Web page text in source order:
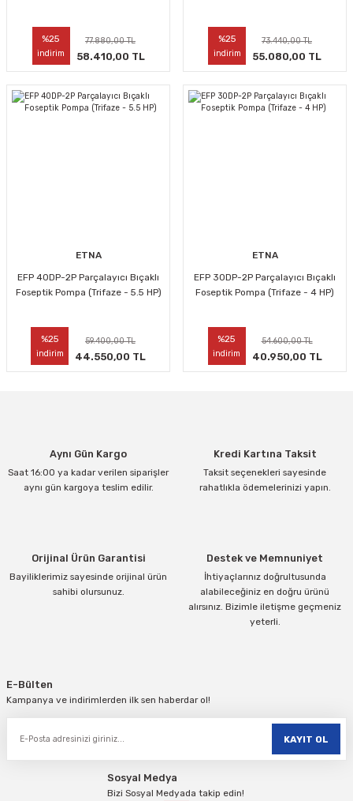
%25
indirim
77.880,00 TL
58.410,00 TL
%25
indirim
73.440,00 TL
55.080,00 TL
ETNA
EFP 40DP-2P Parçalayıcı Bıçaklı
Foseptik Pompa (Trifaze - 5.5 HP)
%25
indirim
59.400,00 TL
44.550,00 TL
ETNA
EFP 30DP-2P Parçalayıcı Bıçaklı
Foseptik Pompa (Trifaze - 4 HP)
%25
indirim
54.600,00 TL
40.950,00 TL
Aynı Gün Kargo
Saat 16:00 ya kadar verilen siparişler
aynı gün kargoya teslim edilir.
Kredi Kartına Taksit
Taksit seçenekleri sayesinde
rahatlıkla ödemelerinizi yapın.
Orijinal Ürün Garantisi
Bayiliklerimiz sayesinde orijinal ürün
sahibi olursunuz.
Destek ve Memnuniyet
İhtiyaçlarınız doğrultusunda
alabileceğiniz en doğru ürünü
alırsınız. Bizimle iletişme geçmeniz
yeterli.
E-Bülten
Kampanya ve indirimlerden ilk sen haberdar ol!
KAYIT OL
Sosyal Medya
Bizi Sosyal Medyada takip edin!